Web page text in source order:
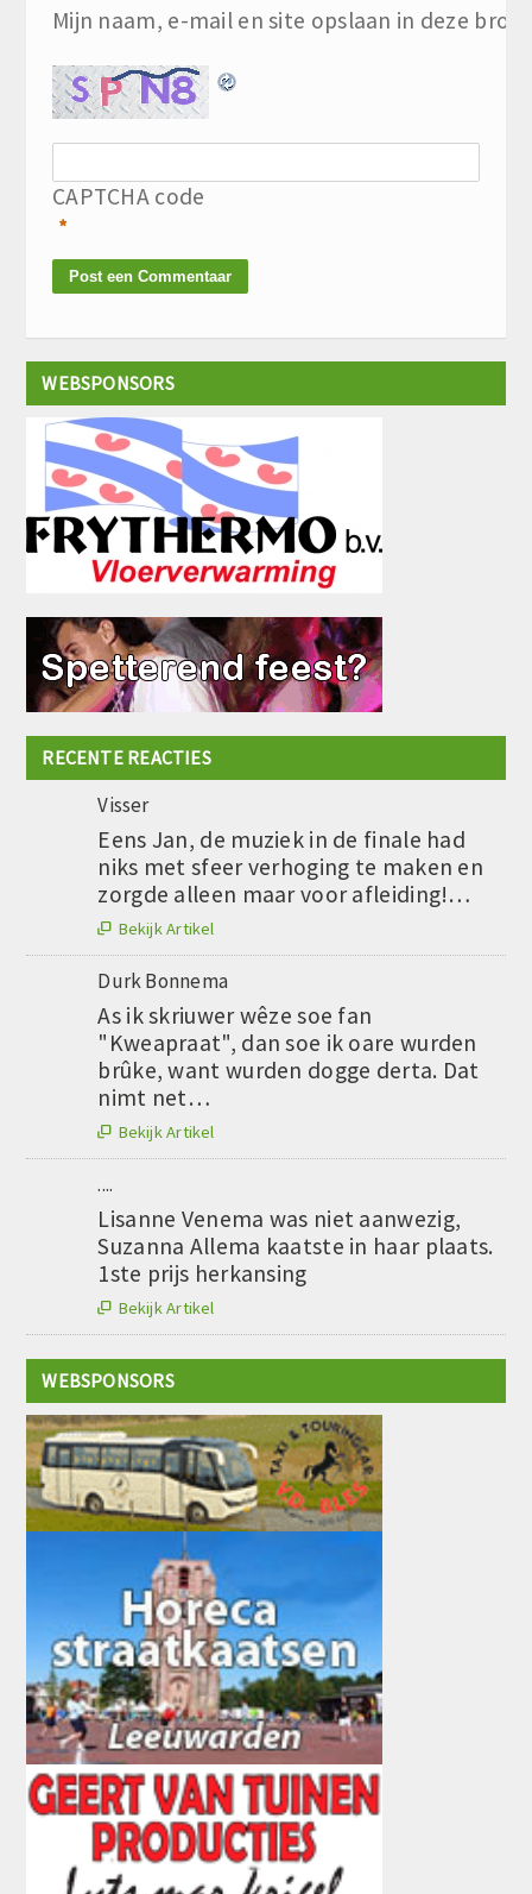
Mijn naam, e-mail en site opslaan in deze
CAPTCHA code
*
WEBSPONSORS
RECENTE REACTIES
Visser
Eens Jan, de muziek in de finale had
niks met sfeer verhoging te maken en
zorgde alleen maar voor afleiding!…
 Bekijk Artikel
Durk Bonnema
As ik skriuwer wêze soe fan
"Kweapraat", dan soe ik oare wurden
brûke, want wurden dogge derta. Dat
nimt net…
 Bekijk Artikel
....
Lisanne Venema was niet aanwezig,
Suzanna Allema kaatste in haar plaats.
1ste prijs herkansing
 Bekijk Artikel
WEBSPONSORS